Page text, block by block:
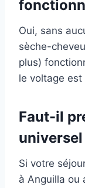
Oui, sans
sèche-
plus)
le voltage
Faut-il
universel
Si votre
à Anguilla ou